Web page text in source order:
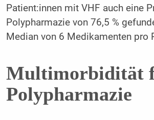
Patient:innen mit VHF auch eine
Polypharmazie von 76,5 %
Median von 6 Medikamenten pro
Multimorbidität
Polypharmazie